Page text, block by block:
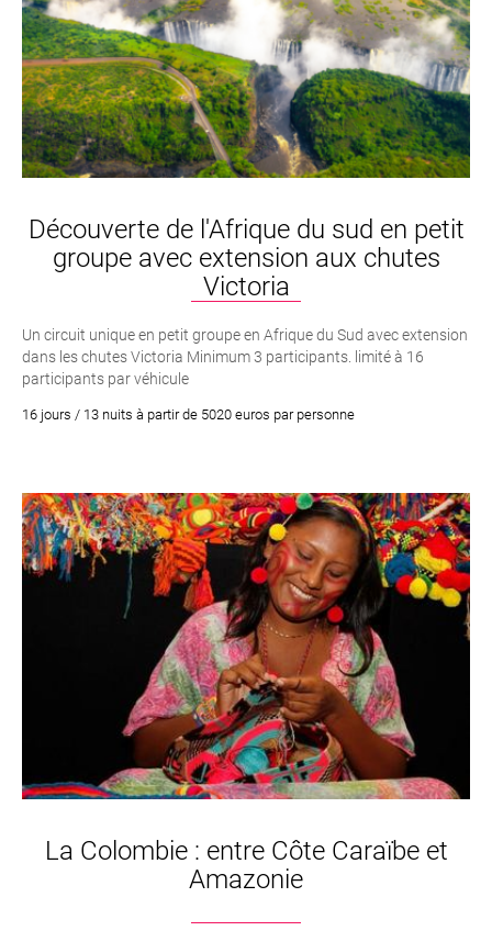
Découverte de l'Afrique du sud en petit
groupe avec extension aux chutes
Victoria
Un circuit unique en petit groupe en Afrique du Sud avec extension
dans les chutes Victoria Minimum 3 participants. limité à 16
participants par véhicule
16 jours / 13 nuits à partir de 5020 euros par personne
La Colombie : entre Côte Caraïbe et
Amazonie